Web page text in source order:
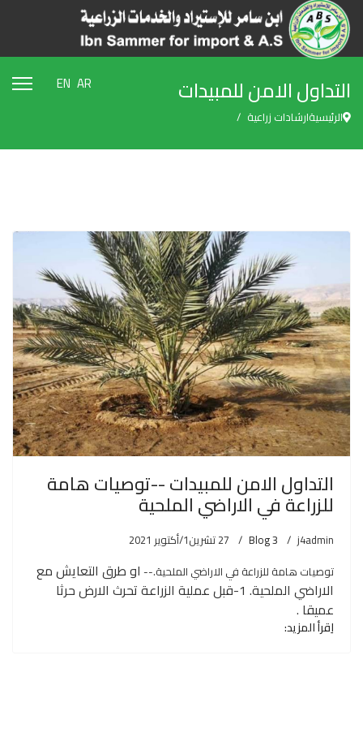
AR
EN التداول الامن للمبيدات
الرئيسيةارشادات زراعية
التداول الامن للمبيدات --توصيات هامة
للزراعة في الاراضي الملحية
j4admin
Blog 3
27 تشرين1/أكتوير 2021
توصيات هامة للزراعة في الاراضي الملحية.-- او طرق التعايش مع
الاراضي الملحية. 1-قبل عملية الزراعة تحرث الارض حرثا
عميقا .
اِقرأ المزيد: